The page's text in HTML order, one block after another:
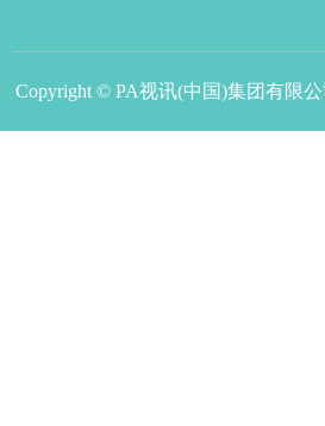
Copyright © PA视讯(中国)集团有限